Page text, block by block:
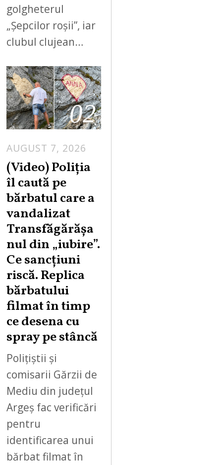
golgheterul
„Șepcilor roșii”, iar
clubul clujean…
02
AUGUST 7, 2026
G
S
7
,
(Video) Poliția
îl caută pe
bărbatul care a
vandalizat
Transfăgărășa
nul din „iubire”.
Ce sancțiuni
riscă. Replica
bărbatului
filmat în timp
ce desena cu
spray pe stâncă
Polițiștii și
comisarii Gărzii de
Mediu din județul
Argeș fac verificări
pentru
identificarea unui
bărbat filmat în